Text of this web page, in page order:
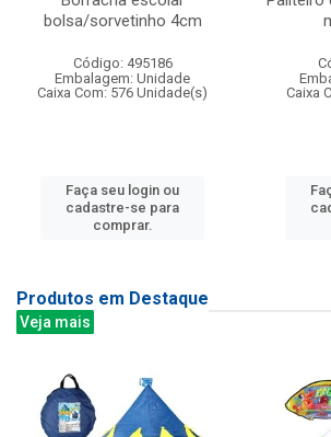
bolsa/sorvetinho 4cm
Código: 495186
Embalagem: Unidade
Caixa Com: 576 Unidade(s)
Faça seu login ou
cadastre-se para
comprar.
Caixa
Produtos em Destaque
Veja mais